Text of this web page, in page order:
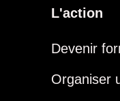
L'action
Devenir
Organiser